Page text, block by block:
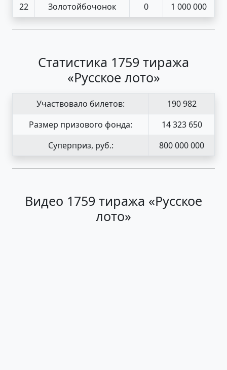
22
Золотойбочонок 0 1 000 000
Статистика 1759 тиража
«Русское лото»
Участвовало билетов:
190 982
Размер призового фонда:
14 323 650
Суперприз, руб.:
800 000 000
Видео 1759 тиража «Русское
лото»